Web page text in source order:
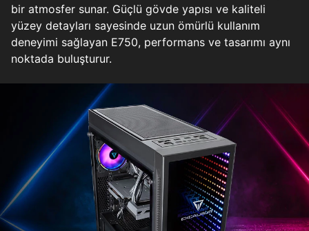
bir atmosfer sunar. Güçlü gövde yapısı ve kaliteli
yüzey detayları sayesinde uzun ömürlü kullanım
deneyimi sağlayan E750, performans ve tasarımı aynı
noktada buluşturur.